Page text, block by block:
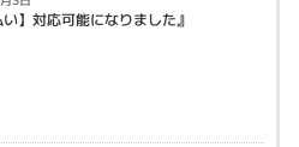
い】対応可能になりました』